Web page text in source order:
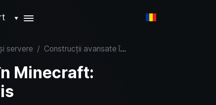
▼
servere / Construcții avansate în Minecraft: Creează-ți lumea de vis
Minecraft: